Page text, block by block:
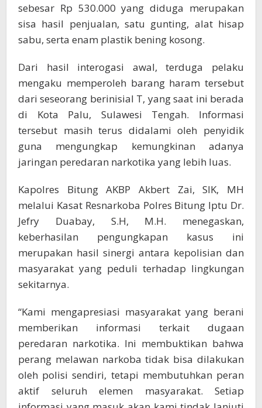
sebesar Rp 530.000 yang diduga merupakan
sisa hasil penjualan, satu gunting, alat hisap
sabu, serta enam plastik bening kosong.
Dari hasil interogasi awal, terduga pelaku
mengaku memperoleh barang haram tersebut
dari seseorang berinisial T, yang saat ini berada
di Kota Palu, Sulawesi Tengah. Informasi
tersebut masih terus didalami oleh penyidik
guna mengungkap kemungkinan adanya
jaringan peredaran narkotika yang lebih luas.
Kapolres Bitung AKBP Akbert Zai, SIK, MH
melalui Kasat Resnarkoba Polres Bitung Iptu Dr.
Jefry Duabay, S.H, M.H. menegaskan,
keberhasilan pengungkapan kasus ini
merupakan hasil sinergi antara kepolisian dan
masyarakat yang peduli terhadap lingkungan
sekitarnya.
“Kami mengapresiasi masyarakat yang berani
memberikan informasi terkait dugaan
peredaran narkotika. Ini membuktikan bahwa
perang melawan narkoba tidak bisa dilakukan
oleh polisi sendiri, tetapi membutuhkan peran
aktif seluruh elemen masyarakat. Setiap